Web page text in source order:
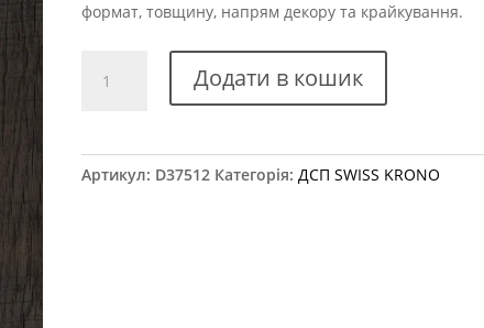
формат, товщину, напрям декору та крайкування.
SWISS
Дуб
Додати в кошик
Артикул: D37512 Категорія:ДСП SWISS KRONO